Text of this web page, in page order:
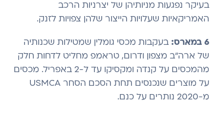
בעיקר נפגעות מניותיהן של יצרניות הרכב
האמריקאיות שעלויות הייצור שלהן צפויות לזנק.
6 במארס:
בעקבות מכסי גומלין שמטילות שכנותיה
של ארה"ב מצפון ודרום, טראמפ מחליט לדחות חלק
מהמכסים על קנדה ומקסיקו עד ל-2 באפריל. מכסים
על מוצרים שנכנסים תחת הסכם הסחר USMCA
מ-2020 נותרים על כנם.